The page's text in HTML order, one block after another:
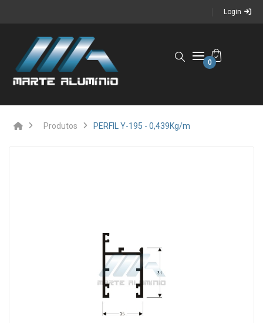
Login
0
Produtos PERFIL Y-195 - 0,439Kg/m